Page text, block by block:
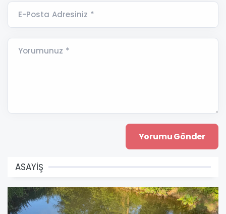
E-Posta Adresiniz *
Yorumunuz *
ASAYİŞ